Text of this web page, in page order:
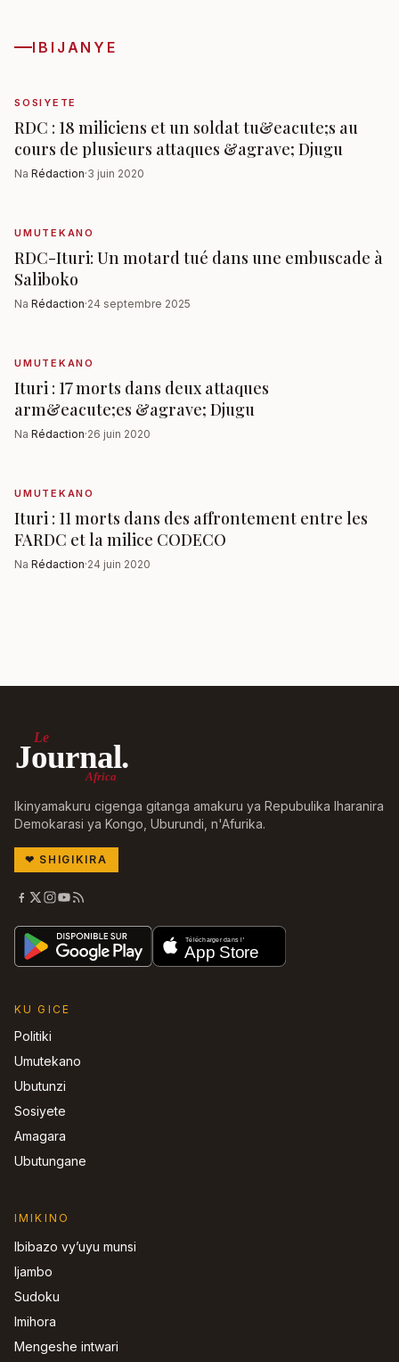
IBIJANYE
SOSIYETE
RDC : 18 miliciens et un soldat tu&eacute;s au
cours de plusieurs attaques &agrave; Djugu
Na Rédaction·3 juin 2020
UMUTEKANO
RDC-Ituri: Un motard tué dans une embuscade à
Saliboko
Na Rédaction·24 septembre 2025
UMUTEKANO
Ituri : 17 morts dans deux attaques
arm&eacute;es &agrave; Djugu
Na Rédaction·26 juin 2020
UMUTEKANO
Ituri : 11 morts dans des affrontement entre les
FARDC et la milice CODECO
Na Rédaction·24 juin 2020
Le
Journal.
Africa
Ikinyamakuru cigenga gitanga amakuru ya Repubulika Iharanira
Demokarasi ya Kongo, Uburundi, n'Afurika.
❤ SHIGIKIRA
KU GICE
Politiki
Umutekano
Ubutunzi
Sosiyete
Amagara
Ubutungane
IMIKINO
Ibibazo vy’uyu munsi
Ijambo
Sudoku
Imihora
Mengeshe intwari